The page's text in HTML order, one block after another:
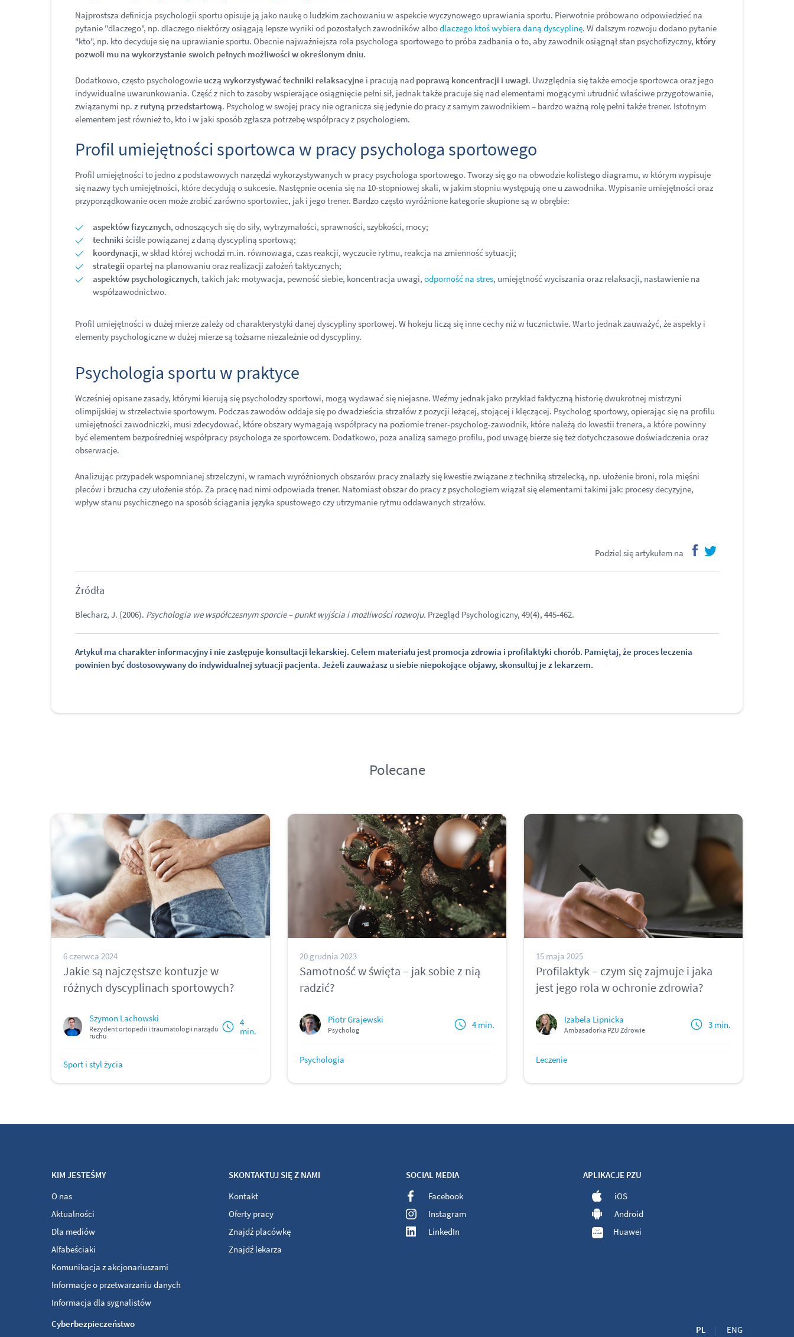
Najprostsza definicja psychologii sportu opisuje ją jako naukę o ludzkim zachowaniu w aspekcie wyczynowego uprawiania sportu. Pierwotnie próbowano odpowiedzieć na
pytanie "dlaczego", np. dlaczego niektórzy osiągają lepsze wyniki od pozostałych zawodników albodlaczego ktoś wybiera daną dyscyplinę. W dalszym rozwoju dodano pytanie
"kto", np. kto decyduje się na uprawianie sportu. Obecnie najważniejsza rola psychologa sportowego to próba zadbania o to, aby zawodnik osiągnął stan psychofizyczny, który
pozwoli mu na wykorzystanie swoich pełnych możliwości w określonym dniu.
Dodatkowo, często psychologowie uczą wykorzystywać techniki relaksacyjne i pracują nad poprawą koncentracji i uwagi. Uwzględnia się także emocje sportowca oraz jego
indywidualne uwarunkowania. Część z nich to zasoby wspierające osiągnięcie pełni sił, jednak także pracuje się nad elementami mogącymi utrudnić właściwe przygotowanie,
związanymi np. z rutyną przedstartową. Psycholog w swojej pracy nie ogranicza się jedynie do pracy z samym zawodnikiem – bardzo ważną rolę pełni także trener. Istotnym
elementem jest również to, kto i w jaki sposób zgłasza potrzebę współpracy z psychologiem.
Profil umiejętności sportowca w pracy psychologa sportowego
Profil umiejętności to jedno z podstawowych narzędzi wykorzystywanych w pracy psychologa sportowego. Tworzy się go na obwodzie kolistego diagramu, w którym wypisuje
się nazwy tych umiejętności, które decydują o sukcesie. Następnie ocenia się na 10-stopniowej skali, w jakim stopniu występują one u zawodnika. Wypisanie umiejętności oraz
przyporządkowanie ocen może zrobić zarówno sportowiec, jak i jego trener. Bardzo często wyróżnione kategorie skupione są w obrębie:
aspektów fizycznych, odnoszących się do siły, wytrzymałości, sprawności, szybkości, mocy;
techniki ściśle powiązanej z daną dyscypliną sportową;
koordynacji, w skład której wchodzi m.in. równowaga, czas reakcji, wyczucie rytmu, reakcja na zmienność sytuacji;
strategii opartej na planowaniu oraz realizacji założeń taktycznych;
aspektów psychologicznych, takich jak: motywacja, pewność siebie, koncentracja uwagi, odporność na stres, umiejętność wyciszania oraz relaksacji, nastawienie na
współzawodnictwo.
Profil umiejętności w dużej mierze zależy od charakterystyki danej dyscypliny sportowej. W hokeju liczą się inne cechy niż w łucznictwie. Warto jednak zauważyć, że aspekty i
elementy psychologiczne w dużej mierze są tożsame niezależnie od dyscypliny.
Psychologia sportu w praktyce
Wcześniej opisane zasady, którymi kierują się psycholodzy sportowi, mogą wydawać się niejasne. Weźmy jednak jako przykład faktyczną historię dwukrotnej mistrzyni
olimpijskiej w strzelectwie sportowym. Podczas zawodów oddaje się po dwadzieścia strzałów z pozycji leżącej, stojącej i klęczącej. Psycholog sportowy, opierając się na profilu
umiejętności zawodniczki, musi zdecydować, które obszary wymagają współpracy na poziomie trener-psycholog-zawodnik, które należą do kwestii trenera, a które powinny
być elementem bezpośredniej współpracy psychologa ze sportowcem. Dodatkowo, poza analizą samego profilu, pod uwagę bierze się też dotychczasowe doświadczenia oraz
obserwacje.
Analizując przypadek wspomnianej strzelczyni, w ramach wyróżnionych obszarów pracy znalazły się kwestie związane z techniką strzelecką, np. ułożenie broni, rola mięśni
pleców i brzucha czy ułożenie stóp. Za pracę nad nimi odpowiada trener. Natomiast obszar do pracy z psychologiem wiązał się elementami takimi jak: procesy decyzyjne,
wpływ stanu psychicznego na sposób ściągania języka spustowego czy utrzymanie rytmu oddawanych strzałów.
Podziel się artykułem na
Źródła
Blecharz, J. (2006). Psychologia we współczesnym sporcie – punkt wyjścia i możliwości rozwoju. Przegląd Psychologiczny, 49(4), 445-462.
Artykuł ma charakter informacyjny i nie zastępuje konsultacji lekarskiej. Celem materiału jest promocja zdrowia i profilaktyki chorób. Pamiętaj, że proces leczenia
powinien być dostosowywany do indywidualnej sytuacji pacjenta. Jeżeli zauważasz u siebie niepokojące objawy, skonsultuj je z lekarzem.
Polecane
6 czerwca 2024
Jakie są najczęstsze kontuzje w
różnych dyscyplinach sportowych?
Szymon Lachowski
Rezydent ortopedii i traumatologii narządu
ruchu
4
min.
Sport i styl życia
20 grudnia 2023
Samotność w święta – jak sobie z nią
radzić?
Piotr Grajewski
Psycholog 4 min.
Psychologia
15 maja 2025
Profilaktyk – czym się zajmuje i jaka
jest jego rola w ochronie zdrowia?
Izabela Lipnicka
Ambasadorka PZU Zdrowie 3 min.
Leczenie
KIM JESTEŚMY
O nas
Aktualności
Dla mediów
Alfabeściaki
Komunikacja z akcjonariuszami
Informacje o przetwarzaniu danych
Informacja dla sygnalistów
Cyberbezpieczeństwo
SKONTAKTUJ SIĘ Z NAMI
Kontakt
Oferty pracy
Znajdź placówkę
Znajdź lekarza
SOCIAL MEDIA
Facebook
Instagram
LinkedIn
APLIKACJE PZU
iOS
Android
Huawei
PL ENG